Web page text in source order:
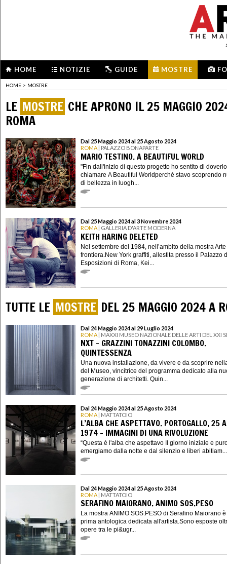
HOME NOTIZIE GUIDE MOSTRE
HOME > MOSTRE
LE MOSTRE CHE APRONO IL 25 MAGGIO
ROMA
Dal 25 Maggio 2024 al 25 Agosto 2024
ROMA | PALAZZO BONAPARTE
MARIO TESTINO. A BEAUTIFUL WORLD
"Fin dall'inizio di questo progetto ho sentito di doverlo
chiamare A Beautiful Worldperché stavo scoprendo
di bellezza in luogh...
Dal 25 Maggio 2024 al 3 Novembre 2024
ROMA | GALLERIA D'ARTE MODERNA
KEITH HARING DELETED
Nel settembre del 1984, nell’ambito della mostra
frontiera.New York graffiti, allestita presso il Palazzo
Esposizioni di Roma, Kei...
TUTTE LE MOSTRE DEL 25 MAGGIO 2024 A
Dal 24 Maggio 2024 al 29 Luglio 2024
ROMA | MAXXI MUSEO NAZIONALE DELLE ARTI DEL XXI
NXT - GRAZZINI TONAZZINI COLOMBO.
QUINTESSENZA
Una nuova installazione, da vivere e da scoprire
del Museo, vincitrice del programma dedicato alla
generazione di architetti. Quin...
Dal 24 Maggio 2024 al 25 Agosto 2024
ROMA | MATTATOIO
L’ALBA CHE ASPETTAVO. PORTOGALLO, 25
1974 - IMMAGINI DI UNA RIVOLUZIONE
“Questa è l'alba che aspettavo Il giorno iniziale e
emergiamo dalla notte e dal silenzio e liberi abitiam...
Dal 24 Maggio 2024 al 25 Agosto 2024
ROMA | MATTATOIO
SERAFINO MAIORANO. ANIMO SOS.PESO
La mostra ANIMO SOS.PESO di Serafino Maiorano
prima antologica dedicata all'artista.Sono esposte
opere tra le pi&ugr...